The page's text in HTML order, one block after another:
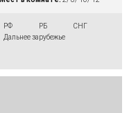
РФ РБ
СНГ
Дальнее зарубежье